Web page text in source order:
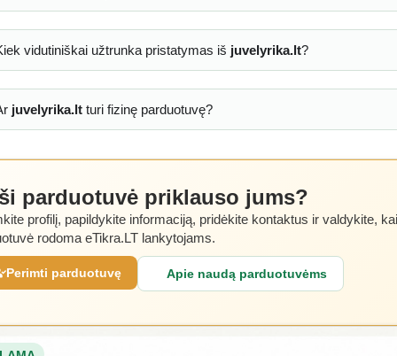
vidutiniškai užtrunka pristatymas iš juvelyrika.lt?
juvelyrika.ltturi fizinę parduotuvę?
parduotuvė priklauso jums?
profilį, papildykite informaciją, pridėkite kontaktus ir valdykite,
rodoma eTikra.LT lankytojams.
Perimti parduotuvę Apie naudą parduotuvėms